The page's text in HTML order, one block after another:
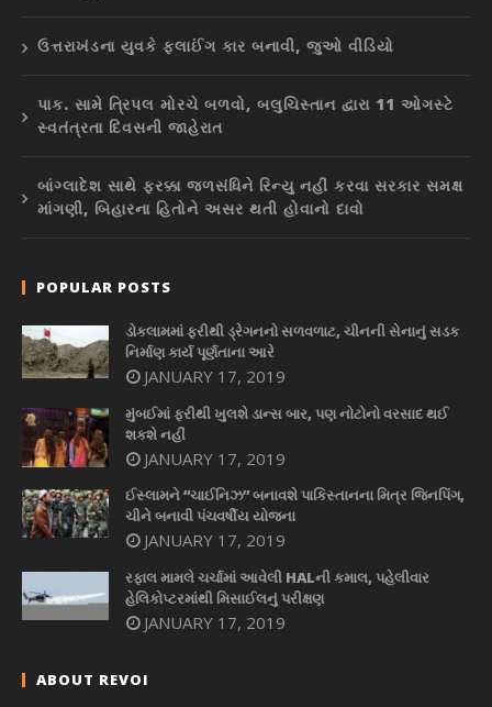
ઉત્તરાખંડના યુવકે ફ્લાઈંગ કાર બનાવી, જુઓ વીડિયો
પાક. સામે ત્રિપલ મોરચે બળવો, બલુચિસ્તાન દ્વારા 11 ઓગસ્ટે
સ્વતંત્રતા દિવસની જાહેરાત
બાંગ્લાદેશ સાથે ફરક્કા જળસંધિને રિન્યુ નહીં કરવા સરકાર સમક્ષ
માંગણી, બિહારના હિતોને અસર થતી હોવાનો દાવો
POPULAR POSTS
ડોકલામમાં ફરીથી ડ્રેગનનો સળવળાટ, ચીનની સેનાનું સડક
નિર્માણ કાર્ય પૂર્ણતાના આરે
JANUARY 17, 2019
મુંબઈમાં ફરીથી ખુલશે ડાન્સ બાર, પણ નોટોનો વરસાદ થઈ
શકશે નહીં
JANUARY 17, 2019
ઈસ્લામને “ચાઈનિઝ” બનાવશે પાકિસ્તાનના મિત્ર જિનપિંગ,
ચીને બનાવી પંચવર્ષીય યોજના
JANUARY 17, 2019
રફાલ મામલે ચર્ચામાં આવેલી HALની કમાલ, પહેલીવાર
હેલિકોપ્ટરમાંથી મિસાઈલનું પરીક્ષણ
JANUARY 17, 2019
ABOUT REVOI